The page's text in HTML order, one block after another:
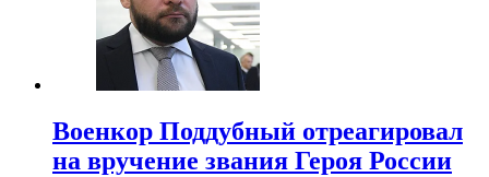
Военкор Поддубный отреагировал
на вручение звания Героя России